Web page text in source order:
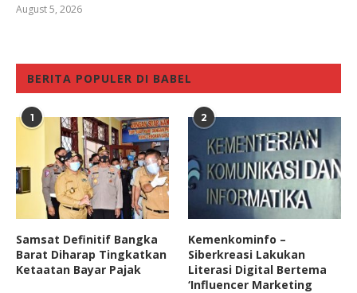
August 5, 2026
BERITA POPULER DI BABEL
1
Samsat Definitif Bangka
Barat Diharap Tingkatkan
Ketaatan Bayar Pajak
2
Kemenkominfo –
Siberkreasi Lakukan
Literasi Digital Bertema
‘Influencer Marketing